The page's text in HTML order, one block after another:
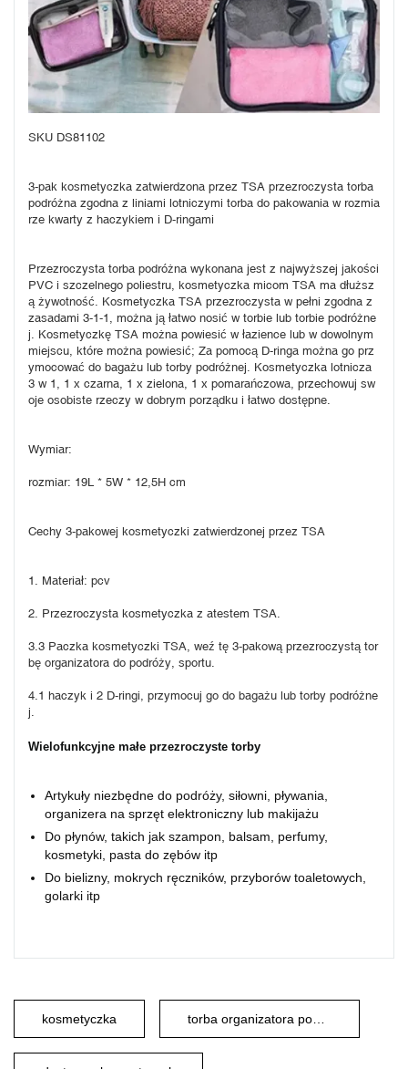
SKU DS81102
3-pak kosmetyczka zatwierdzona przez TSA przezroczysta torba
podróżna zgodna z liniami lotniczymi torba do pakowania w rozmia
rze kwarty z haczykiem i D-ringami
Przezroczysta torba podróżna wykonana jest z najwyższej jakości
PVC i szczelnego poliestru, kosmetyczka micom TSA ma dłuższ
ą żywotność. Kosmetyczka TSA przezroczysta w pełni zgodna z
zasadami 3-1-1, można ją łatwo nosić w torbie lub torbie podróżne
j. Kosmetyczkę TSA można powiesić w łazience lub w dowolnym
miejscu, które można powiesić; Za pomocą D-ringa można go prz
ymocować do bagażu lub torby podróżnej. Kosmetyczka lotnicza
3 w 1, 1 x czarna, 1 x zielona, ​​1 x pomarańczowa, przechowuj sw
oje osobiste rzeczy w dobrym porządku i łatwo dostępne.
Wymiar:
rozmiar: 19L * 5W * 12,5H cm
Cechy 3-pakowej kosmetyczki zatwierdzonej przez TSA
1. Materiał: pcv
2. Przezroczysta kosmetyczka z atestem TSA.
3.3 Paczka kosmetyczki TSA, weź tę 3-pakową przezroczystą tor
bę organizatora do podróży, sportu.
4.1 haczyk i 2 D-ringi, przymocuj go do bagażu lub torby podróżne
j.
Wielofunkcyjne małe przezroczyste torby
Artykuły niezbędne do podróży, siłowni, pływania,
organizera na sprzęt elektroniczny lub makijażu
Do płynów, takich jak szampon, balsam, perfumy,
kosmetyki, pasta do zębów itp
Do bielizny, mokrych ręczników, przyborów toaletowych,
golarki itp
kosmetyczka